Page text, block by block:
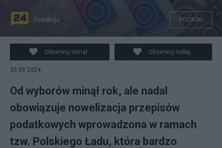
fot. Pixabay
Redakcja PODATKI
Obserwuj temat Obserwuj notkę
30.09.2024
Od wyborów minął rok, ale nadal
obowiązuje nowelizacja przepisów
podatkowych wprowadzona w ramach
tzw. Polskiego Ładu, która bardzo